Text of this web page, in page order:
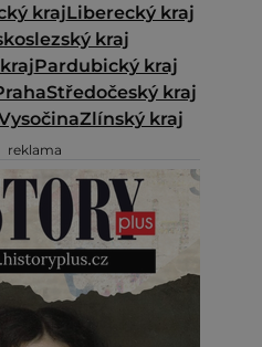
krajLiberecký kraj
kraj
Pardubický kraj
Středočeský kraj
Zlínský kraj
reklama